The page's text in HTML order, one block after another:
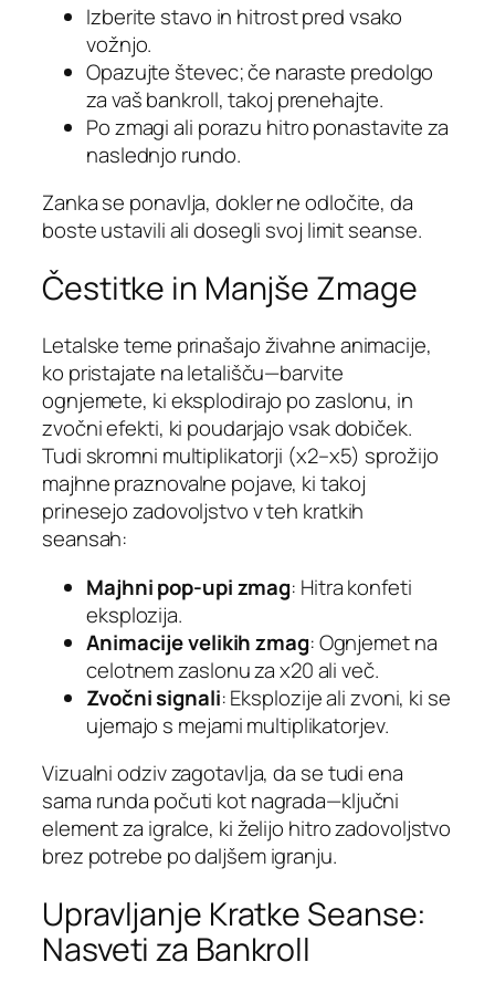
Izberite stavo in hitrost pred vsako
vožnjo.
Opazujte števec; če naraste predolgo
za vaš bankroll, takoj prenehajte.
Po zmagi ali porazu hitro ponastavite za
naslednjo rundo.
Zanka se ponavlja, dokler ne odločite, da
boste ustavili ali dosegli svoj limit seanse.
Čestitke in Manjše Zmage
Letalske teme prinašajo živahne animacije,
ko pristajate na letališču—barvite
ognjemete, ki eksplodirajo po zaslonu, in
zvočni efekti, ki poudarjajo vsak dobiček.
Tudi skromni multiplikatorji (x2–x5) sprožijo
majhne praznovalne pojave, ki takoj
prinesejo zadovoljstvo v teh kratkih
seansah:
Majhni pop-upi zmag: Hitra konfeti
eksplozija.
Animacije velikih zmag: Ognjemet na
celotnem zaslonu za x20 ali več.
Zvočni signali: Eksplozije ali zvoni, ki se
ujemajo s mejami multiplikatorjev.
Vizualni odziv zagotavlja, da se tudi ena
sama runda počuti kot nagrada—ključni
element za igralce, ki želijo hitro zadovoljstvo
brez potrebe po daljšem igranju.
Upravljanje Kratke Seanse:
Nasveti za Bankroll